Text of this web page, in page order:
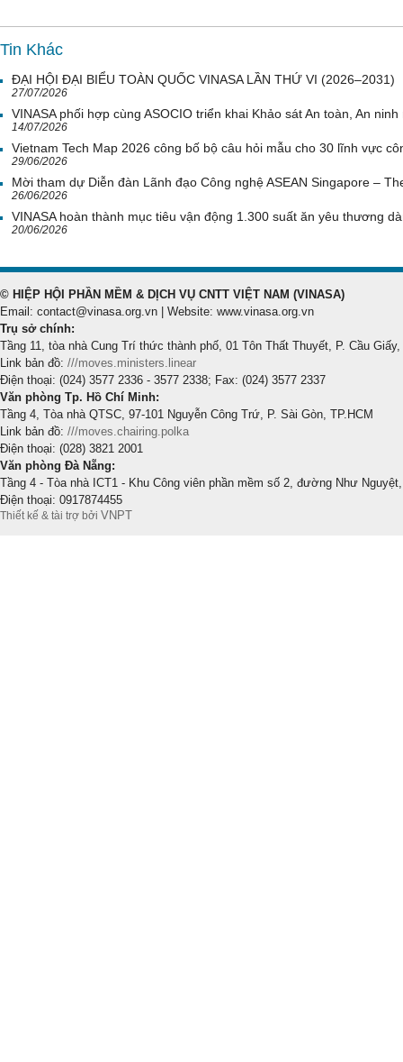
Tin Khác
ĐẠI HỘI ĐẠI BIỂU TOÀN QUỐC VINASA LẦN THỨ VI (2026–2031)
27/07/2026
VINASA phối hợp cùng ASOCIO triển khai Khảo sát An toàn, An
14/07/2026
Vietnam Tech Map 2026 công bố bộ câu hỏi mẫu cho 30 lĩnh vực
29/06/2026
Mời tham dự Diễn đàn Lãnh đạo Công nghệ ASEAN Singapore –
26/06/2026
VINASA hoàn thành mục tiêu vận động 1.300 suất ăn yêu thương
20/06/2026
© HIỆP HỘI PHẦN MỀM & DỊCH VỤ CNTT VIỆT NAM (VINASA)
Email: contact@vinasa.org.vn | Website: www.vinasa.org.vn
Trụ sở chính:
Tầng 11, tòa nhà Cung Trí thức thành phố, 01 Tôn Thất Thuyết, P. Cầu Giấy,
Link bản đồ: ///moves.ministers.linear
Điện thoại: (024) 3577 2336 - 3577 2338; Fax: (024) 3577 2337
Văn phòng Tp. Hồ Chí Minh:
Tầng 4, Tòa nhà QTSC, 97-101 Nguyễn Công Trứ, P. Sài Gòn, TP.HCM
Link bản đồ: ///moves.chairing.polka
Điện thoại: (028) 3821 2001
Văn phòng Đà Nẵng:
Tầng 4 - Tòa nhà ICT1 - Khu Công viên phần mềm số 2, đường Như
Điện thoại: 0917874455
Thiết kế & tài trợ bởi VNPT